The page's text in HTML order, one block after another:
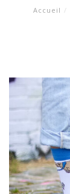
Accueil /